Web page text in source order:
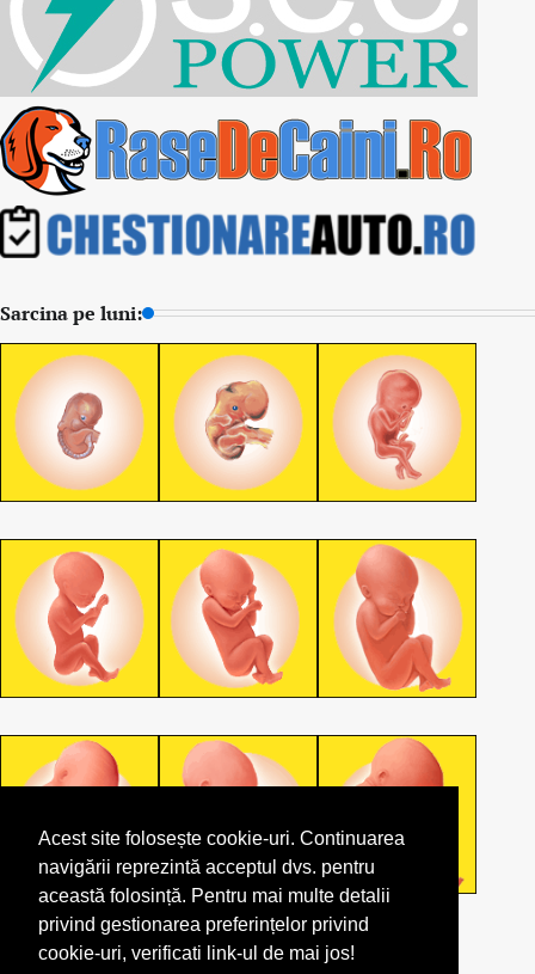
Acest site folosește cookie-uri. Continuarea
navigării reprezintă acceptul dvs. pentru
această folosință. Pentru mai multe detalii
privind gestionarea preferințelor privind
cookie-uri, verificati link-ul de mai jos!
Sarcina pe luni: